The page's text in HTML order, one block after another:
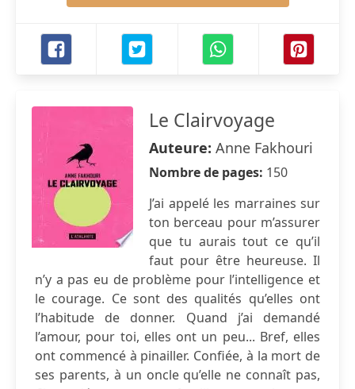
Le Clairvoyage
Auteure: Anne Fakhouri
Nombre de pages: 150
J’ai appelé les marraines sur
ton berceau pour m’assurer
que tu aurais tout ce qu’il
faut pour être heureuse. Il
n’y a pas eu de problème pour l’intelligence et
le courage. Ce sont des qualités qu’elles ont
l’habitude de donner. Quand j’ai demandé
l’amour, pour toi, elles ont un peu... Bref, elles
ont commencé à pinailler. Confiée, à la mort de
ses parents, à un oncle qu’elle ne connaît pas,